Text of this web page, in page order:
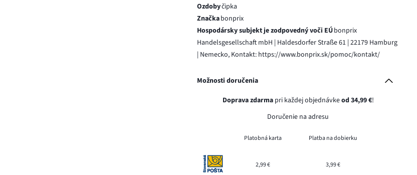
Ozdobyčipka
Značkabonprix
Hospodársky subjekt je zodpovedný voči EÚbonprix
Handelsgesellschaft mbH | Haldesdorfer Straße 61 | 22179 Hamburg
| Nemecko, Kontakt: https://www.bonprix.sk/pomoc/kontakt/
Možnosti doručenia
Doprava zdarmapri každej objednávkeod 34,99 €!
Doručenie na adresu
Platobná karta Platba na dobierku
2,99 € 3,99 €